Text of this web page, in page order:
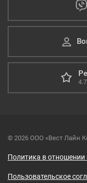
4.7
© 2026 ООО «Вест Лайн
Политика в
Пользовательское